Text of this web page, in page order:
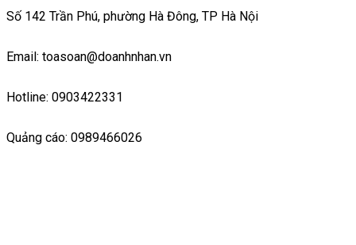
Số 142 Trần Phú, phường Hà Đông, TP Hà Nội
Email: toasoan@doanhnhan.vn
Hotline: 0903422331
Quảng cáo: 0989466026